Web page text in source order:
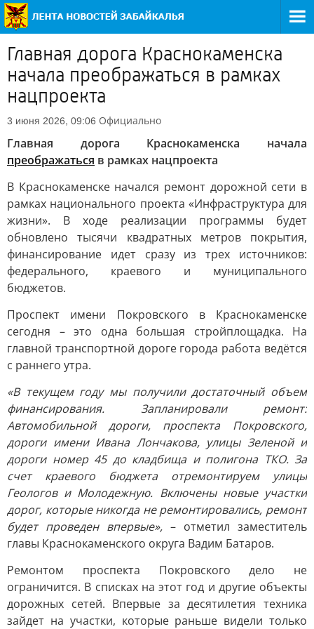
Главная дорога Краснокаменска
начала преображаться в рамках
нацпроекта
3 июня 2026, 09:06 Официально
Главная дорога Краснокаменска начала
преображаться в рамках нацпроекта
В Краснокаменске начался ремонт дорожной сети в
рамках национального проекта «Инфраструктура для
жизни». В ходе реализации программы будет
обновлено тысячи квадратных метров покрытия,
финансирование идет сразу из трех источников:
федерального, краевого и муниципального
бюджетов.
Проспект имени Покровского в Краснокаменске
сегодня – это одна большая стройплощадка. На
главной транспортной дороге города работа ведётся
с раннего утра.
«В текущем году мы получили достаточный объем
финансирования. Запланировали ремонт:
Автомобильной дороги, проспекта Покровского,
дороги имени Ивана Лончакова, улицы Зеленой и
дороги номер 45 до кладбища и полигона ТКО. За
счет краевого бюджета отремонтируем улицы
Геологов и Молодежную. Включены новые участки
дорог, которые никогда не ремонтировались, ремонт
будет проведен впервые», – отметил заместитель
главы Краснокаменского округа Вадим Батаров.
Ремонтом проспекта Покровского дело не
ограничится. В списках на этот год и другие объекты
дорожных сетей. Впервые за десятилетия техника
зайдет на участки, которые раньше видели только